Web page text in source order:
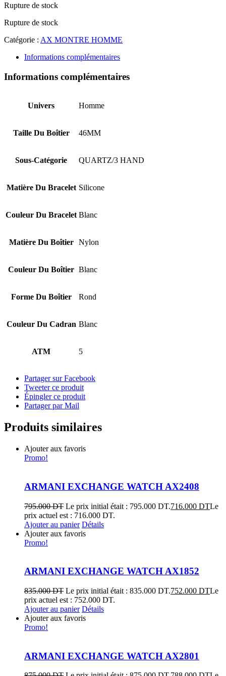
Rupture de stock
Rupture de stock
Catégorie : AX MONTRE HOMME
Informations complémentaires
Informations complémentaires
Univers Homme
Taille Du Boîtier 46MM
Sous-Catégorie QUARTZ/3 HAND
Matière Du Bracelet Silicone
Couleur Du Bracelet Blanc
Matière Du Boîtier Nylon
Couleur Du Boîtier Blanc
Forme Du Boîtier Rond
Couleur Du Cadran Blanc
ATM 5
Partager sur Facebook
Tweeter ce produit
Épingler ce produit
Partager par Mail
Produits similaires
Ajouter aux favoris
Promo!
ARMANI EXCHANGE WATCH AX2408
795.000DT Le prix initial était : 795.000 DT.716.000 DTLe
prix actuel est : 716.000 DT.
Ajouter au panier Détails
Ajouter aux favoris
Promo!
ARMANI EXCHANGE WATCH AX1852
835.000DT Le prix initial était : 835.000 DT.752.000 DTLe
prix actuel est : 752.000 DT.
Ajouter au panier Détails
Ajouter aux favoris
Promo!
ARMANI EXCHANGE WATCH AX2801